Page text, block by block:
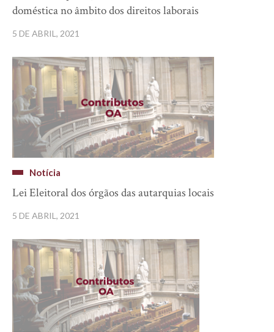
doméstica no âmbito dos direitos laborais
5 DE ABRIL, 2021
Notícia
Lei Eleitoral dos órgãos das autarquias locais
5 DE ABRIL, 2021